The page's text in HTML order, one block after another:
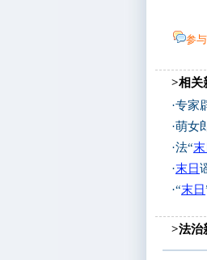
参
>相关
·专家
·萌女
·法“末
·末日
·“末日
>法治